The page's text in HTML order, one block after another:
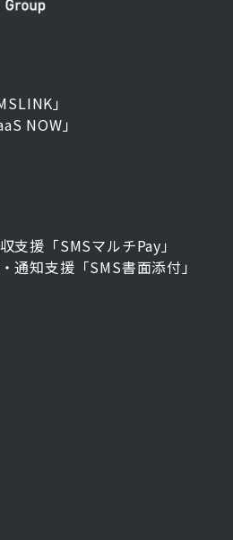
」
NOW」
支援「SMSマルチPay」
通知支援「SMS書面添付」